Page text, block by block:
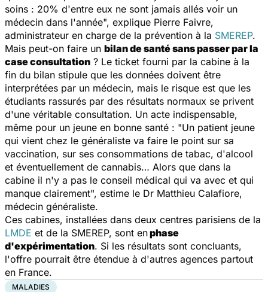
soins : 20% d'entre eux ne sont jamais allés voir un
médecin dans l'année", explique Pierre Faivre,
administrateur en charge de la prévention à la SMEREP.
Mais peut-on faire un bilan de santé sans passer par la
case consultation ? Le ticket fourni par la cabine à la
fin du bilan stipule que les données doivent être
interprétées par un médecin, mais le risque est que les
étudiants rassurés par des résultats normaux se privent
d'une véritable consultation. Un acte indispensable,
même pour un jeune en bonne santé : "Un patient jeune
qui vient chez le généraliste va faire le point sur sa
vaccination, sur ses consommations de tabac, d'alcool
et éventuellement de cannabis… Alors que dans la
cabine il n'y a pas le conseil médical qui va avec et qui
manque clairement", estime le Dr Matthieu Calafiore,
médecin généraliste.
Ces cabines, installées dans deux centres parisiens de la
LMDE et de la SMEREP, sont enphase
d'expérimentation. Si les résultats sont concluants,
l'offre pourrait être étendue à d'autres agences partout
en France.
MALADIES